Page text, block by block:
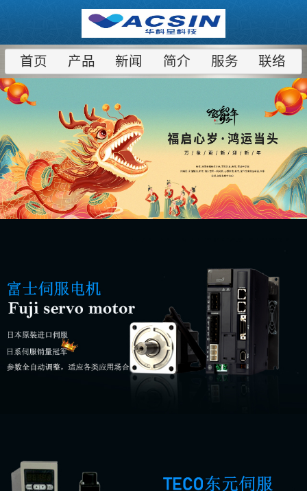
首页 产品 新闻 简介 服务 联络